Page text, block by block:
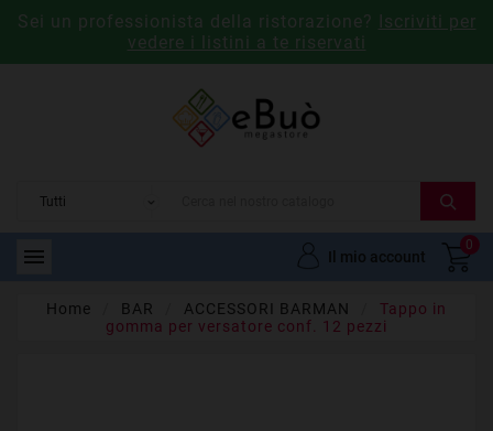
Sei un professionista della ristorazione? Iscriviti per
vedere i listini a te riservati
 Il mio account
0
Home BAR ACCESSORI BARMAN
Tappo in
gomma per versatore conf. 12 pezzi